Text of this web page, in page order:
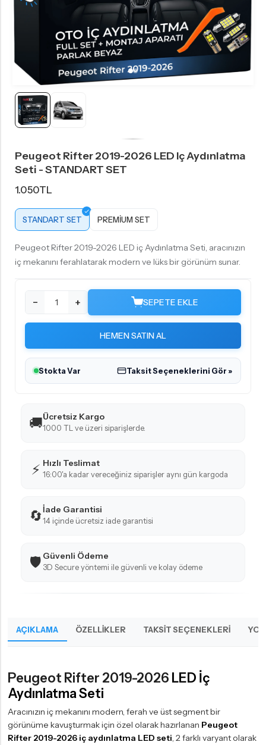
Peugeot Rifter 2019-2026 LED Iç Aydınlatma
Seti - STANDART SET
1.050TL
STANDART SET PREMIUM SET
Peugeot Rifter 2019-2026 LED iç Aydınlatma Seti, aracınızın
iç mekanını ferahlatarak modern ve lüks bir görünüm sunar.
− + SEPETE EKLE
HEMEN SATIN AL
Stokta Var Taksit Seçeneklerini Gör »
🚚Ücretsiz Kargo
1000 TL ve üzeri siparişlerde.
⚡ Hızlı Teslimat
16:00'a kadar vereceğiniz siparişler aynı gün kargoda
🔄İade Garantisi
14 içinde ücretsiz iade garantisi
🛡️ Güvenli Ödeme
3D Secure yöntemi ile güvenli ve kolay ödeme
AÇIKLAMA ÖZELLIKLER TAKSIT SEÇENEKLERI
Peugeot Rifter 2019-2026 LED İç
Aydınlatma Seti
Aracınızın iç mekanını modern, ferah ve üst segment bir
görünüme kavuşturmak için özel olarak hazırlanan Peugeot
Rifter 2019-2026 iç aydınlatma LED seti, 2 farklı varyant olarak